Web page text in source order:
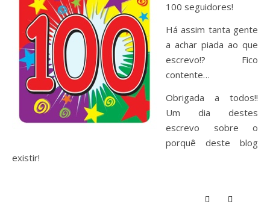
100 seguidores!
Há assim tanta gente
a achar piada ao que
escrevo!? Fico
contente…
Obrigada a todos!!
Um dia destes
escrevo sobre o
porquê deste blog
existir!